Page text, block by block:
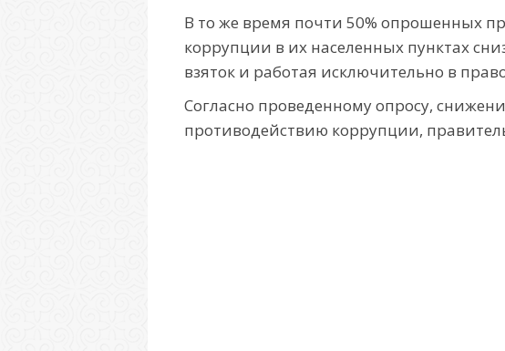
В то же время почти 50% опрошенных
коррупции в их населенных пунктах
взяток и работая исключительно в
Согласно проведенному опросу,
противодействию коррупции,